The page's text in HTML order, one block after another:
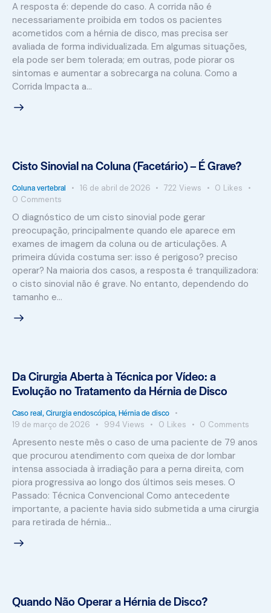
A resposta é: depende do caso. A corrida não é
necessariamente proibida em todos os pacientes
acometidos com a hérnia de disco, mas precisa ser
avaliada de forma individualizada. Em algumas situações,
ela pode ser bem tolerada; em outras, pode piorar os
sintomas e aumentar a sobrecarga na coluna. Como a
Corrida Impacta a…
Cisto Sinovial na Coluna (Facetário) – É Grave?
Coluna vertebral 16 de abril de 2026 722 Views 0 Likes
0 Comments
O diagnóstico de um cisto sinovial pode gerar
preocupação, principalmente quando ele aparece em
exames de imagem da coluna ou de articulações. A
primeira dúvida costuma ser: isso é perigoso? preciso
operar? Na maioria dos casos, a resposta é tranquilizadora:
o cisto sinovial não é grave. No entanto, dependendo do
tamanho e…
Da Cirurgia Aberta à Técnica por Vídeo: a
Evolução no Tratamento da Hérnia de Disco
Caso real,Cirurgia endoscópica,Hérnia de disco
19 de março de 2026 994 Views 0 Likes 0 Comments
Apresento neste mês o caso de uma paciente de 79 anos
que procurou atendimento com queixa de dor lombar
intensa associada à irradiação para a perna direita, com
piora progressiva ao longo dos últimos seis meses. O
Passado: Técnica Convencional Como antecedente
importante, a paciente havia sido submetida a uma cirurgia
para retirada de hérnia…
Quando Não Operar a Hérnia de Disco?